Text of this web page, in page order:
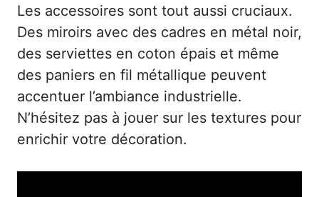
Les accessoires sont tout aussi cruciaux.
Des miroirs avec des cadres en métal noir,
des serviettes en coton épais et même
des paniers en fil métallique peuvent
accentuer l’ambiance industrielle.
N’hésitez pas à jouer sur les textures pour
enrichir votre décoration.